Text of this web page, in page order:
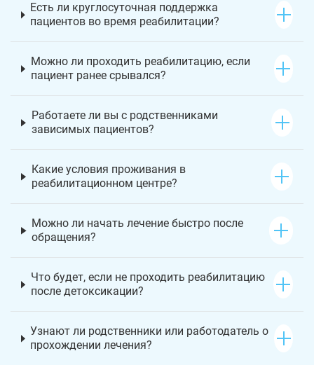
Есть ли круглосуточная поддержка
пациентов во время реабилитации?
Можно ли проходить реабилитацию, если
пациент ранее срывался?
Работаете ли вы с родственниками
зависимых пациентов?
Какие условия проживания в
реабилитационном центре?
Можно ли начать лечение быстро после
обращения?
Что будет, если не проходить реабилитацию
после детоксикации?
Узнают ли родственники или работодатель о
прохождении лечения?